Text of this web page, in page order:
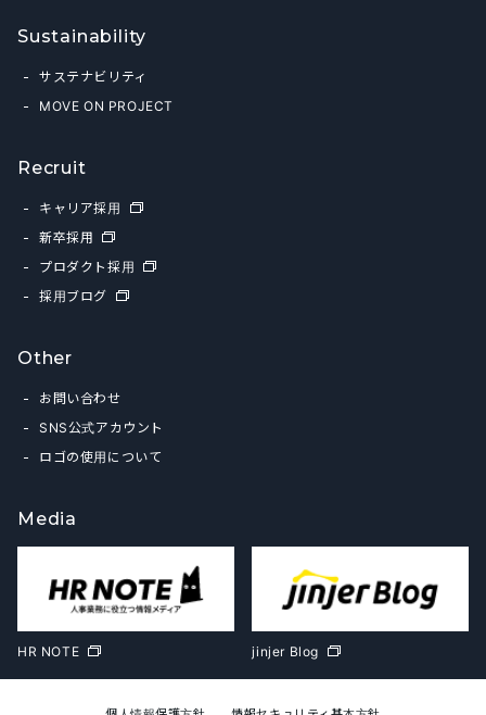
Sustainability
サステナビリティ
MOVE ON PROJECT
Recruit
キャリア採用
新卒採用
プロダクト採用
採用ブログ
Other
お問い合わせ
SNS公式アカウント
ロゴの使用について
Media
HR NOTE jinjer Blog